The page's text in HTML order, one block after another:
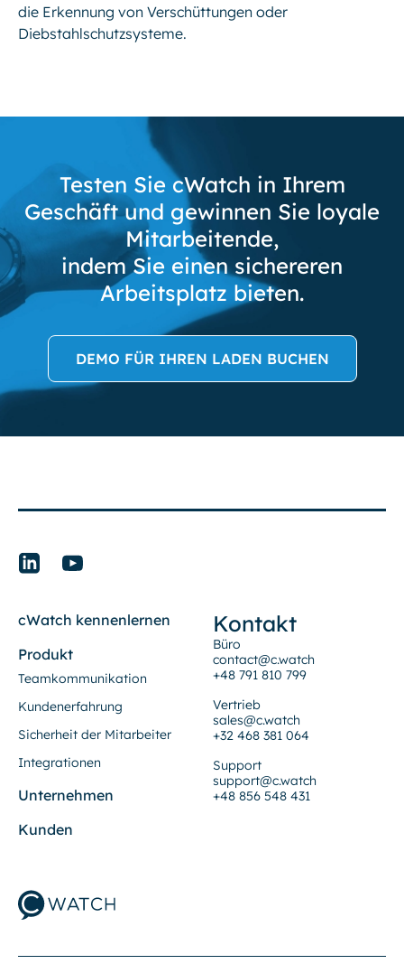
die Erkennung von Verschüttungen oder
Diebstahlschutzsysteme.
Testen Sie cWatch in Ihrem
Geschäft und gewinnen Sie loyale
Mitarbeitende,
indem Sie einen sichereren
Arbeitsplatz bieten.
DEMO FÜR IHREN LADEN BUCHEN
cWatch kennenlernen
Produkt
Teamkommunikation
Kundenerfahrung
Sicherheit der Mitarbeiter
Integrationen
Unternehmen
Kunden
Kontakt
Büro
contact@c.watch
+48 791 810 799
Vertrieb
sales@c.watch
+32 468 381 064
Support
support@c.watch
+48 856 548 431